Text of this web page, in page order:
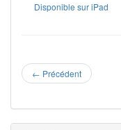
Disponible sur iPad
← Précédent